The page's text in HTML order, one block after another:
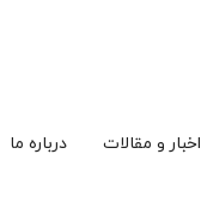
اخبار و مقالات درباره ما